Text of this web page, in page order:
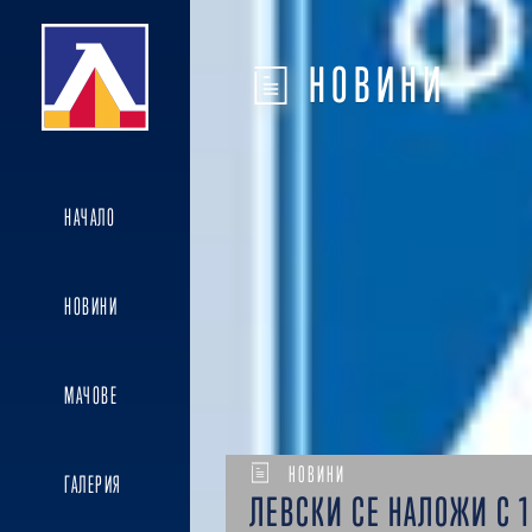
НАЧАЛО
НОВИНИ
МАЧОВЕ
ГАЛЕРИЯ
НОВИНИ
НОВИНИ
ЛЕВСКИ СЕ НАЛОЖИ С